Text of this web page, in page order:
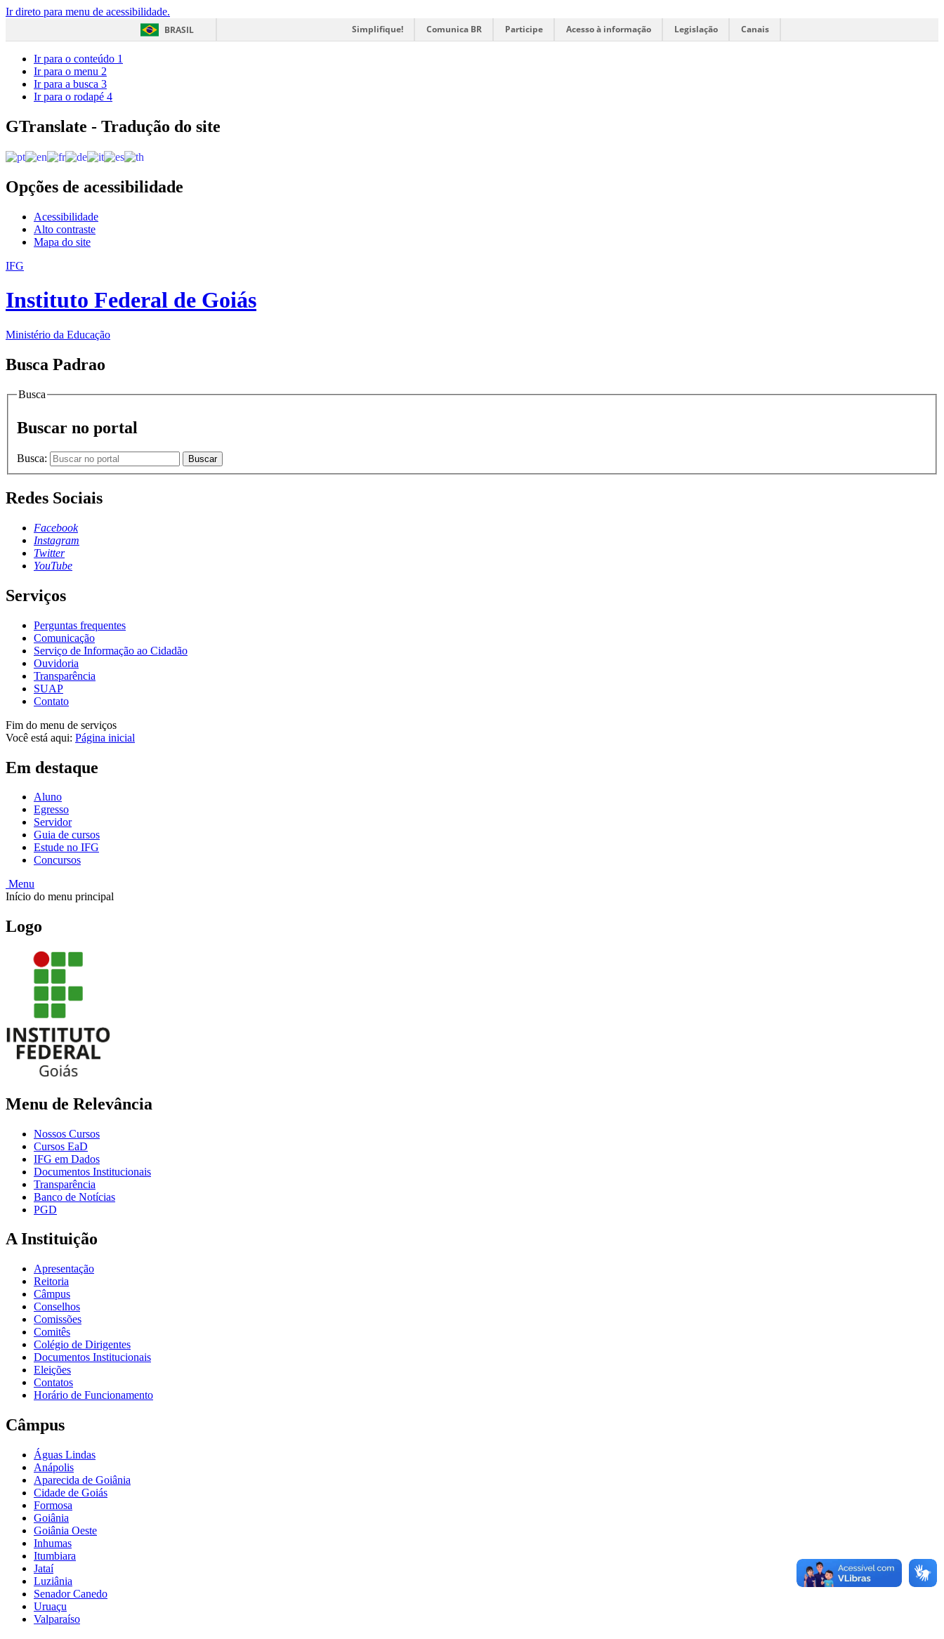
Ir direto para menu de acessibilidade.
BRASIL
Simplifique! Comunica BR Participe Acesso à informação Legislação Canais
Ir para o conteúdo 1
Ir para o menu 2
Ir para a busca 3
Ir para o rodapé 4
GTranslate - Tradução do site
Opções de acessibilidade
Acessibilidade
Alto contraste
Mapa do site
IFG
Instituto Federal de Goiás
Ministério da Educação
Busca Padrao
Busca
Buscar no portal
Busca: Buscar
Redes Sociais
Facebook
Instagram
Twitter
YouTube
Serviços
Perguntas frequentes
Comunicação
Serviço de Informação ao Cidadão
Ouvidoria
Transparência
SUAP
Contato
Fim do menu de serviços
Você está aqui: Página inicial
Em destaque
Aluno
Egresso
Servidor
Guia de cursos
Estude no IFG
Concursos
Menu
Início do menu principal
Logo
Menu de Relevância
Nossos Cursos
Cursos EaD
IFG em Dados
Documentos Institucionais
Transparência
Banco de Notícias
PGD
A Instituição
Apresentação
Reitoria
Câmpus
Conselhos
Comissões
Comitês
Colégio de Dirigentes
Documentos Institucionais
Eleições
Contatos
Horário de Funcionamento
Câmpus
Águas Lindas
Anápolis
Aparecida de Goiânia
Cidade de Goiás
Formosa
Goiânia
Goiânia Oeste
Inhumas
Itumbiara
Jataí
Luziânia
Senador Canedo
Uruaçu
Valparaíso